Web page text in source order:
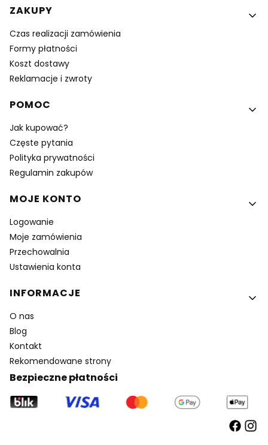
Linki w stopce
ZAKUPY
Czas realizacji zamówienia
Formy płatności
Koszt dostawy
Reklamacje i zwroty
POMOC
Jak kupować?
Częste pytania
Polityka prywatności
Regulamin zakupów
MOJE KONTO
Logowanie
Moje zamówienia
Przechowalnia
Ustawienia konta
INFORMACJE
O nas
Blog
Kontakt
Rekomendowane strony
Bezpieczne płatności